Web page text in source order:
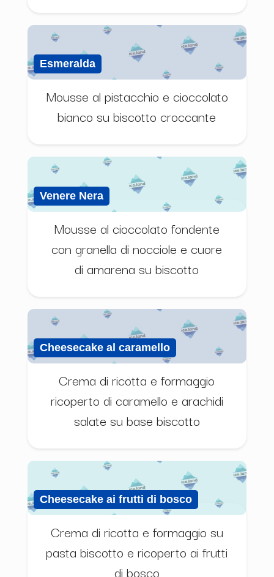
Esmeralda
Mousse al pistacchio e cioccolato
bianco su biscotto croccante
Venere Nera
Mousse al cioccolato fondente
con granella di nocciole e cuore
di amarena su biscotto
Cheesecake al caramello
Crema di ricotta e formaggio
ricoperto di caramello e arachidi
salate su base biscotto
Cheesecake ai frutti di bosco
Crema di ricotta e formaggio su
pasta biscotto e ricoperto ai frutti
di bosco